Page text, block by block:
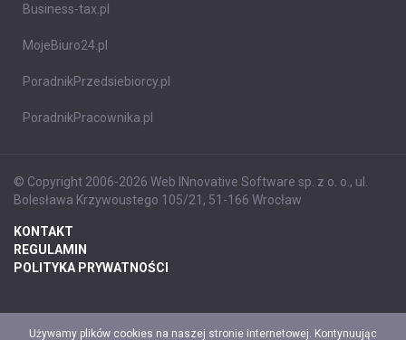
Business-tax.pl
MojeBiuro24.pl
PoradnikPrzedsiebiorcy.pl
PoradnikPracownika.pl
© Copyright 2006-2026 Web INnovative Software sp. z o. o., ul.
Bolesława Krzywoustego 105/21, 51-166 Wrocław
KONTAKT
REGULAMIN
POLITYKA PRYWATNOŚCI
Używamy plików cookies na naszej stronie internetowej. Kontynuując